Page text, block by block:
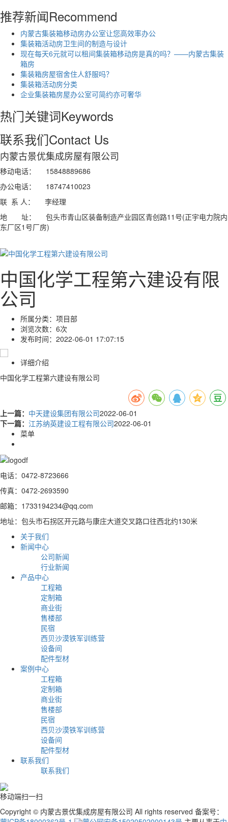
推荐新闻Recommend
内蒙古集装箱移动房办公室让您高效率办公
集装箱活动房卫生间的制造与设计
现在每天6元就可以租间集装箱移动房是真的吗？——内蒙古集装
箱房
集装箱房屋宿舍住人舒服吗？
集装箱活动房分类
企业集装箱房屋办公室可简约亦可奢华
热门关键词Keywords
联系我们Contact Us
内蒙古景优集成房屋有限公司
移动电话： 15848889686
办公电话： 18747410023
联 系 人： 李经理
地 址： 包头市青山区装备制造产业园区青创路11号(正宇电力院内
东厂区1号厂房)
中国化学工程第六建设有限
公司
所属分类： 项目部
浏览次数： 6次
发布时间： 2022-06-01 17:07:15
详细介绍
中国化学工程第六建设有限公司
上一篇： 中天建设集团有限公司2022-06-01
下一篇： 江苏纳英建设工程有限公司2022-06-01
菜单
电话：0472-8723666
传真：0472-2693590
邮箱：1733194234@qq.com
地址：包头市石拐区开元路与康庄大道交叉路口往西北约130米
关于我们
新闻中心
公司新闻
行业新闻
产品中心
工程箱
定制箱
商业街
售楼部
民宿
西贝沙漠铁军训练营
设备间
配件型材
案例中心
工程箱
定制箱
商业街
售楼部
民宿
西贝沙漠铁军训练营
设备间
配件型材
联系我们
联系我们
移动端扫一扫
Copyright © 内蒙古景优集成房屋有限公司 All rights reserved 备案号：